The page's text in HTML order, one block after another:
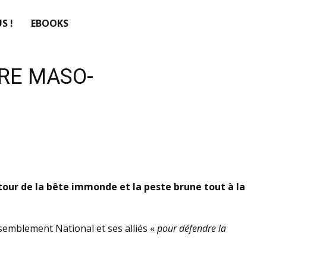
! EBOOKS
MASO-
de la bête immonde et la peste brune tout à la
National et ses alliés «pour défendre la